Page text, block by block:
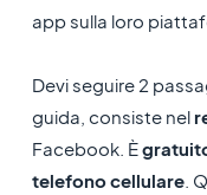
app sulla loro
Devi seguire 2
guida, consiste nel
Facebook. È
telefono cellulare.